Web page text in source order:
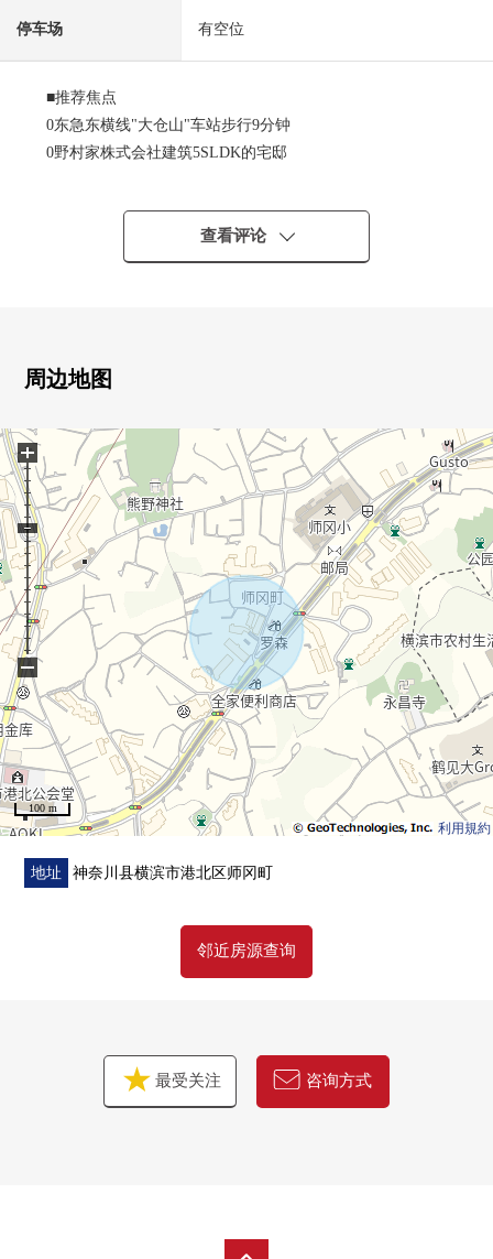
停车场 有空位
■推荐焦点
0东急东横线"大仓山"车站步行9分钟
0野村家株式会社建筑5SLDK的宅邸
0有家庭菜园和BBQ实现的面积的舒适的院子
0因为1楼餐厅部分是楼梯井所以有开放感觉
01楼.2楼一起完全具备厨房
0在洗脸室、2个地方厕所
■ 比负责人━━━━━━━━━━━━━━━・・・・・
◇也把周围房源合起来，不仅周边环境以及设施的向导
而且，能介绍。
另外，买房时的各项费用，住宅贷款(月的偿还例)，
因为也接受资金计划的需讨论所以，
当有了兴趣的时候，在下方，
请比"咨询"或者"预约参观"更询问。
因为也受理在电话的需讨论所以，
[三井Rehouse菊名Center]0120-045-031
madeo轻松，并且请询问。
查看评论
周边地图
利用規約
100 m
+
−
地址 神奈川县横滨市港北区师冈町
邻近房源查询
最受关注 咨询方式